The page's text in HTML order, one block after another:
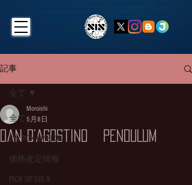
記事
全て
SIS PICK UP BLOG
価格改定情報
PICK UP SIS X
全て
Dan D’Agostino PENDULUM
Moroishi
5月8日